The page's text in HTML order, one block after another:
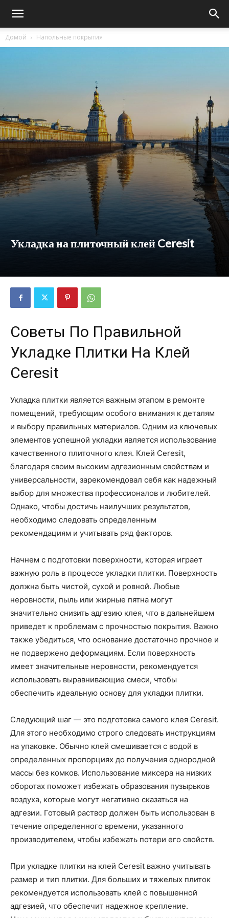
Домой Напольные покрытия
Укладка на плиточный клей Ceresit
Советы По Правильной
Укладке Плитки На Клей
Ceresit
Укладка плитки является важным этапом в ремонте
помещений, требующим особого внимания к деталям
и выбору правильных материалов. Одним из ключевых
элементов успешной укладки является использование
качественного плиточного клея. Клей Ceresit,
благодаря своим высоким адгезионным свойствам и
универсальности, зарекомендовал себя как надежный
выбор для множества профессионалов и любителей.
Однако, чтобы достичь наилучших результатов,
необходимо следовать определенным
рекомендациям и учитывать ряд факторов.
Начнем с подготовки поверхности, которая играет
важную роль в процессе укладки плитки. Поверхность
должна быть чистой, сухой и ровной. Любые
неровности, пыль или жирные пятна могут
значительно снизить адгезию клея, что в дальнейшем
приведет к проблемам с прочностью покрытия. Важно
также убедиться, что основание достаточно прочное и
не подвержено деформациям. Если поверхность
имеет значительные неровности, рекомендуется
использовать выравнивающие смеси, чтобы
обеспечить идеальную основу для укладки плитки.
Следующий шаг — это подготовка самого клея Ceresit.
Для этого необходимо строго следовать инструкциям
на упаковке. Обычно клей смешивается с водой в
определенных пропорциях до получения однородной
массы без комков. Использование миксера на низких
оборотах поможет избежать образования пузырьков
воздуха, которые могут негативно сказаться на
адгезии. Готовый раствор должен быть использован в
течение определенного времени, указанного
производителем, чтобы избежать потери его свойств.
При укладке плитки на клей Ceresit важно учитывать
размер и тип плитки. Для больших и тяжелых плиток
рекомендуется использовать клей с повышенной
адгезией, что обеспечит надежное крепление.